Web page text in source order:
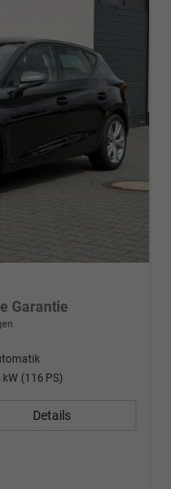
Garantie
kW (116 PS)
Details